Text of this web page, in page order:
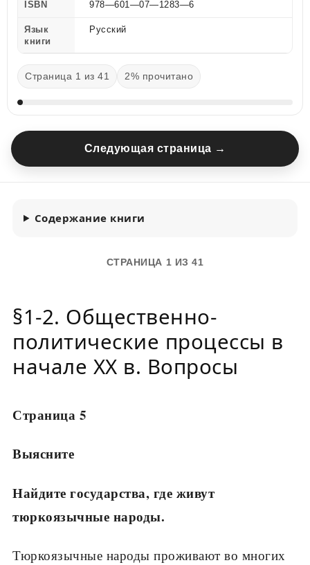
ISBN 978—601—07—1283—6
Язык
книги
Русский
Страница 1 из 41 2% прочитано
Следующая страница →
Содержание книги
СТРАНИЦА 1 ИЗ 41
§1-2. Общественно-
политические процессы в
начале XX в. Вопросы
Страница 5
Выясните
Найдите государства, где живут
тюркоязычные народы.
Тюркоязычные народы проживают во многих